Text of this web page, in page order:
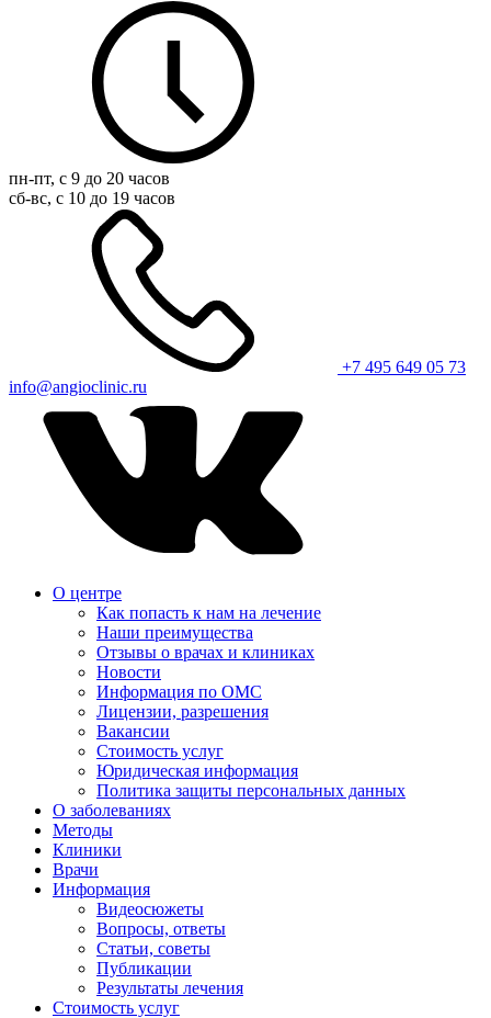
пн-пт, с 9 до 20 часов
сб-вс, с 10 до 19 часов
+7 495 649 05 73
info@angioclinic.ru
О центре
Как попасть к нам на лечение
Наши преимущества
Отзывы о врачах и клиниках
Новости
Информация по ОМС
Лицензии, разрешения
Вакансии
Стоимость услуг
Юридическая информация
Политика защиты персональных данных
О заболеваниях
Методы
Клиники
Врачи
Информация
Видеосюжеты
Вопросы, ответы
Статьи, советы
Публикации
Результаты лечения
Стоимость услуг